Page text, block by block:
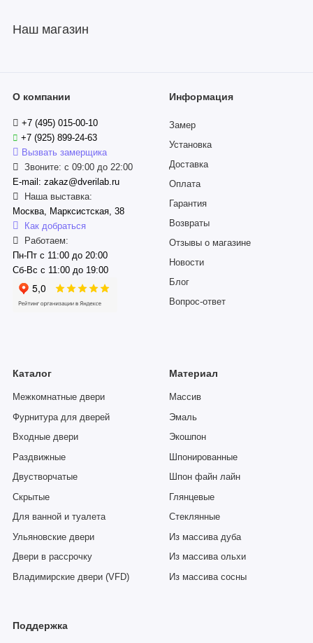
Наш магазин
О компании
+7 (495) 015-00-10
+7 (925) 899-24-63
Вызвать замерщика
Звоните: с 09:00 до 22:00
E-mail: zakaz@dverilab.ru
Наша выставка:
Москва, Марксистская, 38
Как добраться
Работаем:
Пн-Пт с 11:00 до 20:00
Сб-Вс с 11:00 до 19:00
Информация
Замер
Установка
Доставка
Оплата
Гарантия
Возвраты
Отзывы о магазине
Новости
Блог
Вопрос-ответ
Каталог
Межкомнатные двери
Фурнитура для дверей
Входные двери
Раздвижные
Двустворчатые
Скрытые
Для ванной и туалета
Ульяновские двери
Двери в рассрочку
Владимирские двери (VFD)
Материал
Массив
Эмаль
Экошпон
Шпонированные
Шпон файн лайн
Глянцевые
Стеклянные
Из массива дуба
Из массива ольхи
Из массива сосны
Поддержка